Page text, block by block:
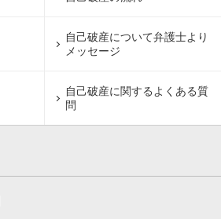
自己破産について弁護士より
メッセージ
自己破産に関するよくある質
問